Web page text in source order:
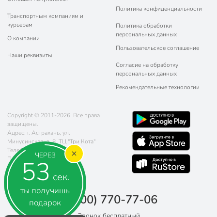
ЧЕРЕЗ
53 сек.
ты получишь
подарок
Транспортным компаниям и
курьерам
О компании
Наши реквизиты
Политика конфиденциальности
Политика обработки
персональных данных
Пользовательское соглашение
Согласие на обработку
персональных данных
Рекомендательные технологии
Copyright © 2011-2026. Все права
защищены.
Адрес: г. Астрахань, ул.
Минусинская, д. 8, ТЦ "Три Кота"
Телефон:
8 (800) 770-77-06
Почта:
sales@poryadok.ru
8 (800) 770-77-06